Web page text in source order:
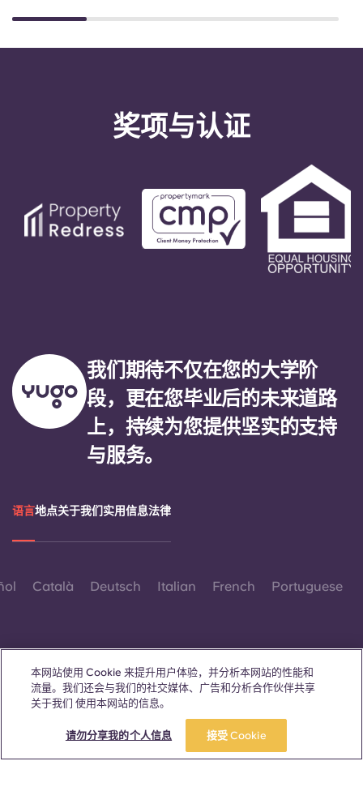
立即预订 参观一下
奖项与认证
我们期待不仅在您的大学阶
段，更在您毕业后的未来道路
上，持续为您提供坚实的支持
与服务。
语言地点关于我们实用信息法律
Català Deutsch Italian French Portuguese
联系我们
本网站使用 Cookie 来提升用户体验，并分析本网站的性能和
流量。我们还会与我们的社交媒体、广告和分析合作伙伴共享
关于我们 使用本网站的信息。
请勿分享我的个人信息 接受 Cookie